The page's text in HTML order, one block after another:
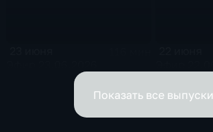
Показать все выпуски